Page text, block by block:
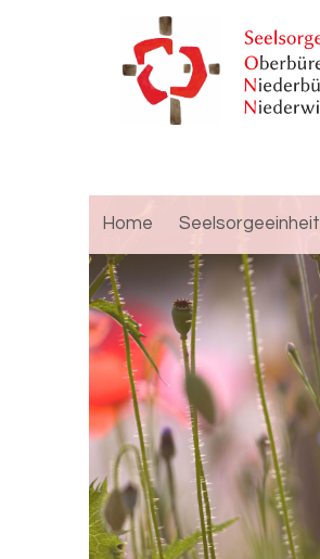
Home Seelsorgeeinheit